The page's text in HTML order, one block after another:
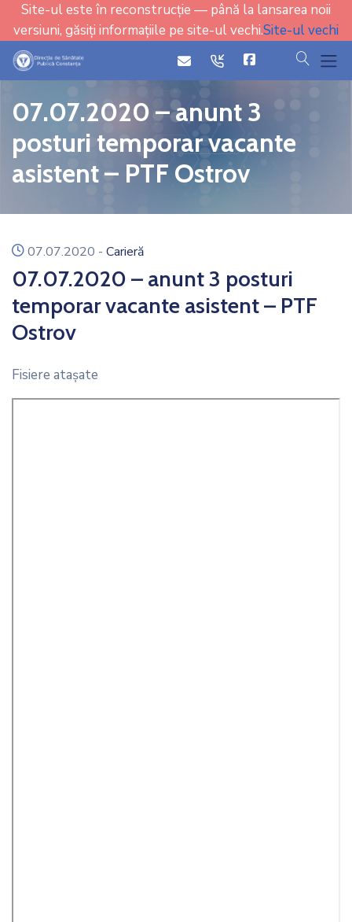
Site-ul este în reconstrucție — până la lansarea noii
versiuni, găsiți informațiile pe site-ul vechi.Site-ul vechi
iconicon cauta
07.07.2020 – anunt 3
posturi temporar vacante
asistent – PTF Ostrov
icon
07.07.2020 - Carieră
07.07.2020 – anunt 3 posturi
temporar vacante asistent – PTF
Ostrov
Fisiere ataşate